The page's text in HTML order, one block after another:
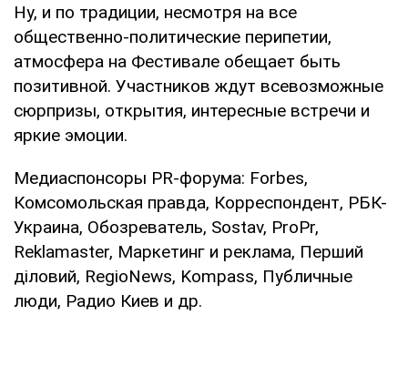
Ну, и по традиции, несмотря на все
общественно-политические перипетии,
атмосфера на Фестивале обещает быть
позитивной. Участников ждут всевозможные
сюрпризы, открытия, интересные встречи и
яркие эмоции.
Медиаспонсоры PR-форума: Forbes,
Комсомольская правда, Корреспондент, РБК-
Украина, Обозреватель, Sostav, ProPr,
Reklamaster, Маркетинг и реклама, Перший
діловий, RegioNews, Kompass, Публичные
люди, Радио Киев и др.